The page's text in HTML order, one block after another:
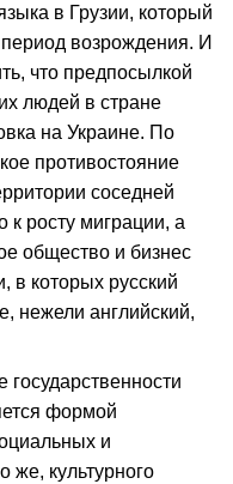
в Грузии, который
возрождения. И
что предпосылкой
людей в стране
на Украине. По
противостояние
соседней
к росту миграции, а
общество и бизнес
в которых русский
нежели английский,
государственности
формой
и
же, культурного